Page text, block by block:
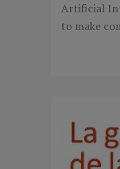
Artificial
to make